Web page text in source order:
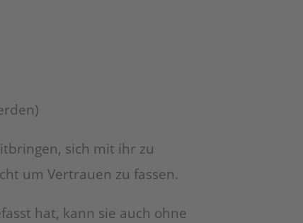
sich mit ihr zu
um Vertrauen zu fassen.
hat, kann sie auch ohne